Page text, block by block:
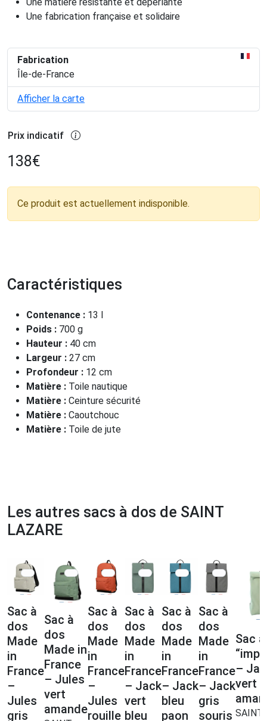
Une fabrication française et solidaire
Fabrication
Île-de-France
Afficher la carte
Prix indicatif
138€
Ce produit est actuellement indisponible.
Caractéristiques
Contenance : 13 l
Poids : 700 g
Hauteur : 40 cm
Largeur : 27 cm
Profondeur : 12 cm
Matière : Toile nautique
Matière : Ceinture sécurité
Matière : Caoutchouc
Matière : Toile de jute
Les autres sacs à dos de SAINT
LAZARE
Sac à
dos
Made
in
France
–
Jules
gris
Sac à
dos
Made in
France
– Jules
vert
amande
Sac à
dos
Made
in
France
–
Jules
rouille
Sac à
dos
Made
in
France
– Jack
vert
bleu
Sac à
dos
Made
in
France
– Jack
bleu
paon
Sac à
dos
Made
in
France
– Jack
gris
souris
Sac
–
vert
SAINT